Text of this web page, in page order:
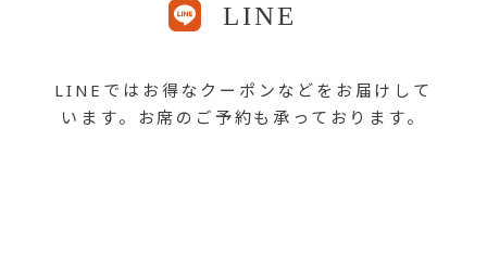
LINE
LINEではお得なクーポンなどをお届けして
います。お席のご予約も承っております。